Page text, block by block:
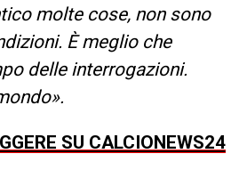
molte cose, non sono
È meglio che
delle interrogazioni.
SU CALCIONEWS24